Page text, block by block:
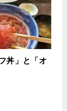
丼」と「オ